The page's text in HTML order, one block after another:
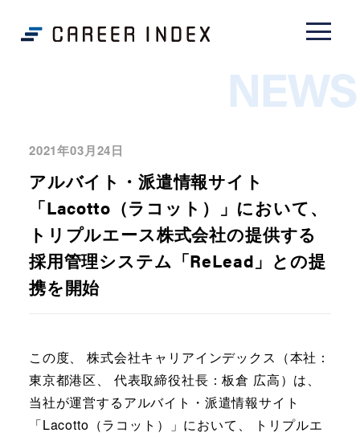
NEWS
2021年03月24日
アルバイト・派遣情報サイト
「Lacotto（ラコット）」において、
トリプルエース株式会社の提供する
採用管理システム「ReLead」との提
携を開始
この度、 株式会社キャリアインデックス（本社：
東京都港区、 代表取締役社長：板倉 広高）は、
当社が運営するアルバイト・派遣情報サイト
「Lacotto（ラコット）」において、 トリプルエ